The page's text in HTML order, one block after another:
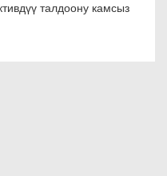
талдоону камсыз